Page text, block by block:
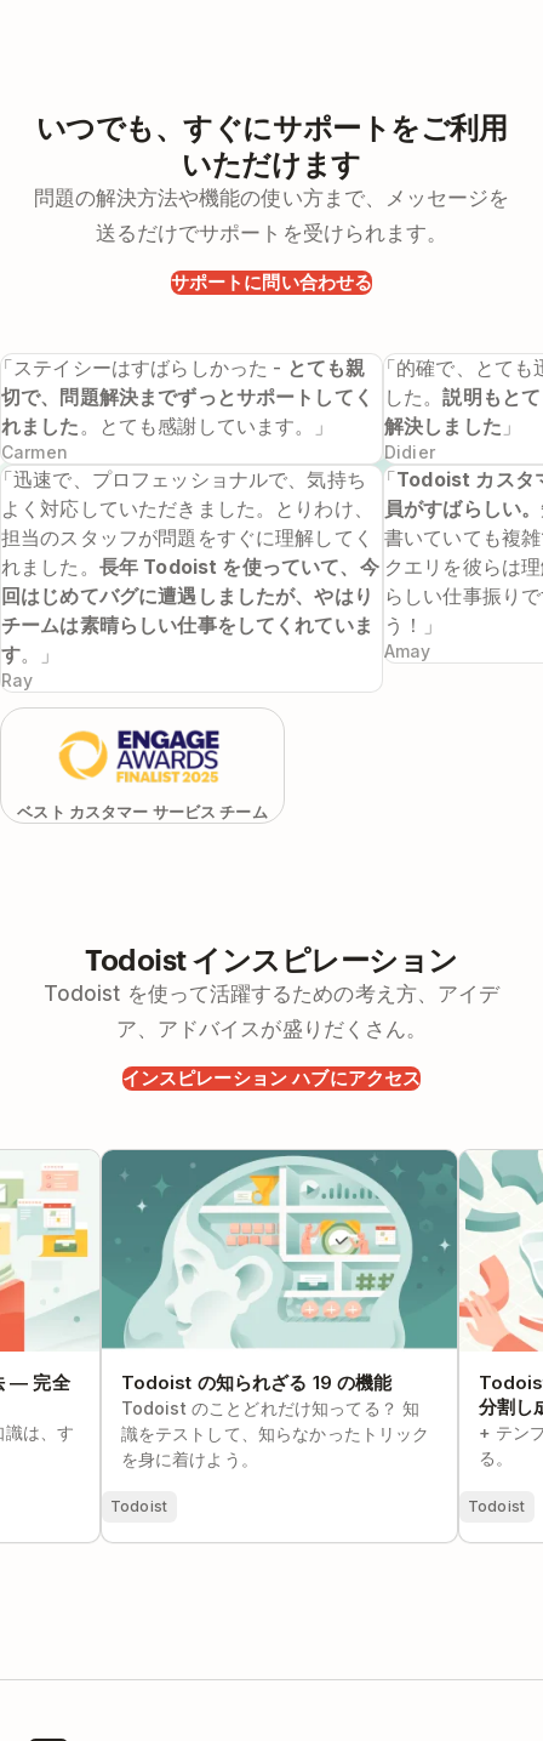
いつでも、すぐにサポートをご利用
いただけます
問題の解決方法や機能の使い方まで、メッセージを
送るだけでサポートを受けられます。
サポートに問い合わせる
Carmen
ステイシーはすばらしかった - とても親
切で、問題解決までずっとサポートしてく
れました。とても感謝しています。」
Ray
迅速で、プロフェッショナルで、気持ち
よく対応していただきました。とりわけ、
担当のスタッフが問題をすぐに理解してく
れました。 長年 Todoist を使っていて、今
回はじめてバグに遭遇しましたが、やはり
チームは素晴らしい仕事をしてくれていま
す。」
Didier
「的確で、とて
した。説明もと
解決しました 」
Amay
「Todoist カスタ
員がすばらしい。
書いていても複
クエリを彼らは
らしい仕事振り
う！」
ベスト カスタマー サービス チーム
Todoist インスピレーション
Todoist を使って活躍するための考え方、アイデ
ア、アドバイスが盛りだくさん。
インスピレーション ハブにアクセス
完全ガイ
― 完全
は、す
Todoist の知られざる 19 の機能
Todoist の知られざる 19 の機能
Todoist のことどれだけ知ってる？ 知
識をテストして、知らなかったトリック
を身に着けよう。
Todoist
Todoist
し成功さ
分割し
+ テン
る。
Todoist